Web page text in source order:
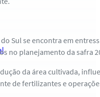
Sul se encontra em
no planejamento da safra
da área cultivada,
de fertilizantes e